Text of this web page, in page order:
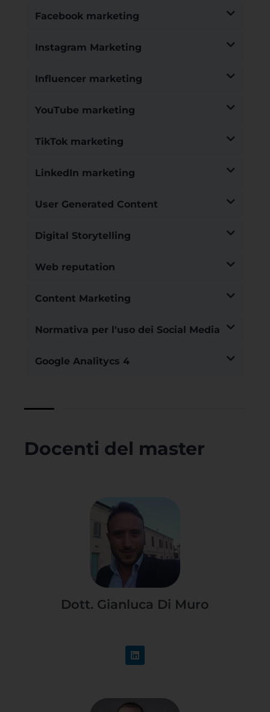
Facebook marketing
Instagram Marketing
Influencer marketing
YouTube marketing
TikTok marketing
LinkedIn marketing
User Generated Content
Digital Storytelling
Web reputation
Content Marketing
Normativa per l'uso dei Social Media
Google Analitycs 4
Docenti del master
Dott. Gianluca Di Muro